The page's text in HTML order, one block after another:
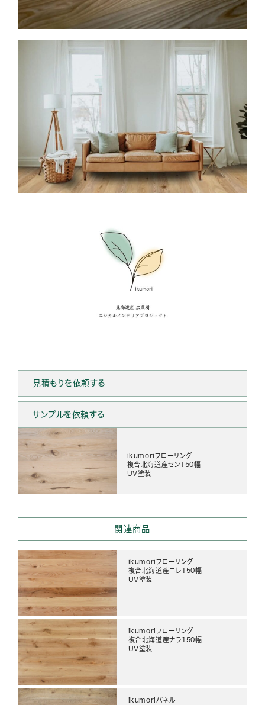
見積もりを依頼する
サンプルを依頼する
ikumoriフローリング
複合北海道産セン150幅
UV塗装
関連商品
ikumoriフローリング
複合北海道産ニレ150幅
UV塗装
ikumoriフローリング
複合北海道産ナラ150幅
UV塗装
ikumoriパネル